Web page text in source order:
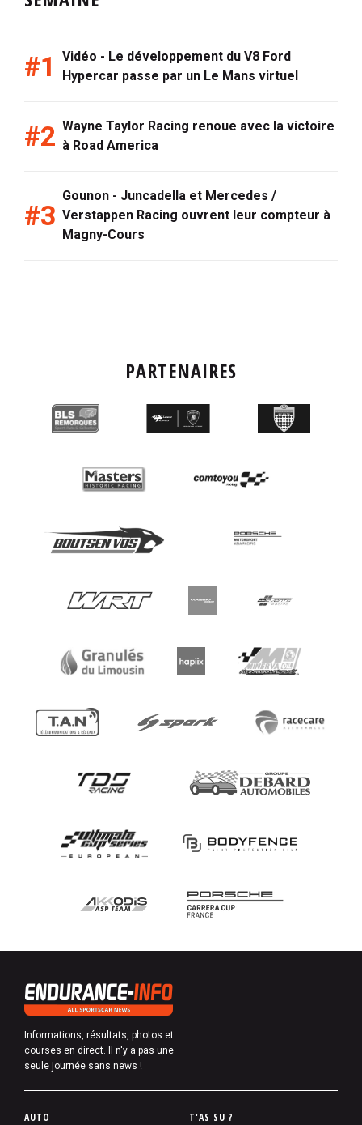
Vidéo - Le développement du V8 Ford
Hypercar passe par un Le Mans virtuel
Wayne Taylor Racing renoue avec la victoire
à Road America
Gounon - Juncadella et Mercedes /
Verstappen Racing ouvrent leur compteur à
Magny-Cours
PARTENAIRES
Informations, résultats, photos et
courses en direct. Il n'y a pas une
seule journée sans news !
P
AUTO T'AS SU ?